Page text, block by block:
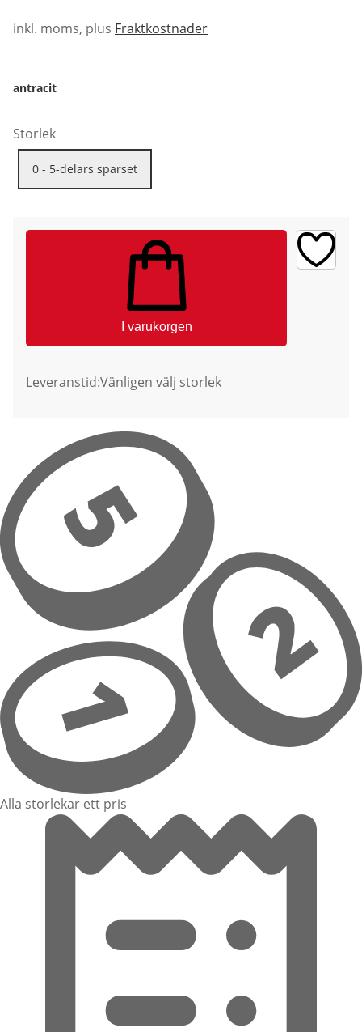
inkl. moms, plus Fraktkostnader
antracit
Storlek
0 - 5-delars sparset
I varukorgen
Leveranstid:Vänligen välj storlek
Alla storlekar ett pris